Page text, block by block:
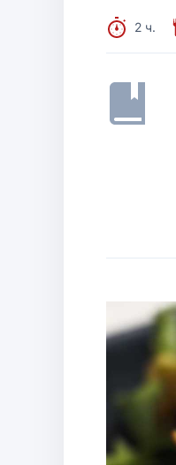
2 ч.